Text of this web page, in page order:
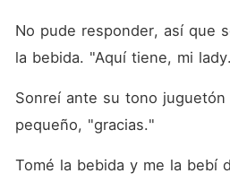
No pude responder, así que
la bebida. "Aquí tiene, mi
Sonreí ante su tono juguetón
pequeño, "gracias."
Tomé la bebida y me la bebí